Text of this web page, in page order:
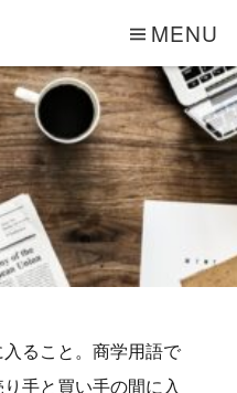
MENU
ること。商学用語で
手と買い手の間に入